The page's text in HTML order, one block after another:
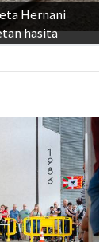
Hernani
hasita